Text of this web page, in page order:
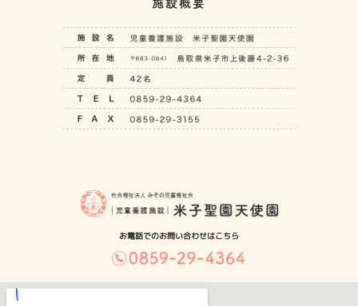
お電話でのお問い合わせはこちら